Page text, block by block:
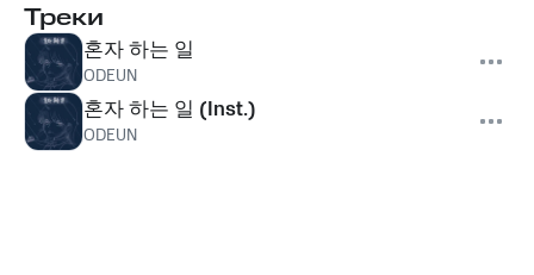
Треки
혼자 하는 일
ODEUN
혼자 하는 일 (Inst.)
ODEUN